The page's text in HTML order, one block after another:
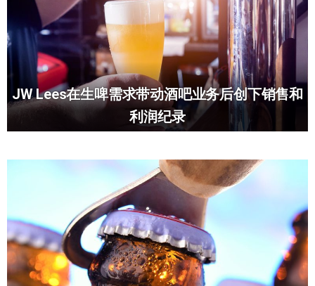
JW Lees在生啤需求带动酒吧业务后创下销售和
利润纪录